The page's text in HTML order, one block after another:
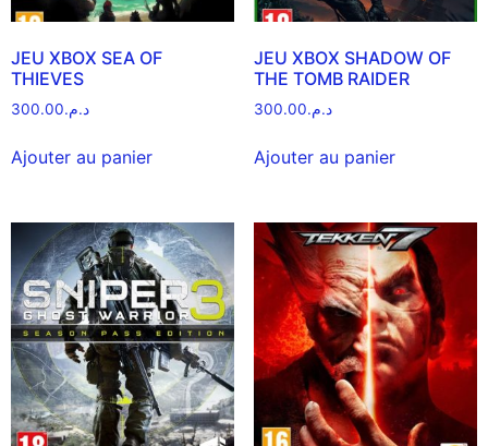
JEU XBOX SEA OF
THIEVES
د.م.300.00
Ajouter au panier
JEU XBOX SHADOW OF
THE TOMB RAIDER
د.م.300.00
Ajouter au panier